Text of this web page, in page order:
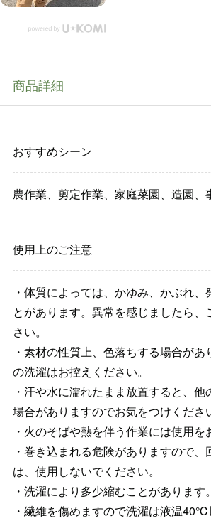
商品詳細
おすすめシーン
農作業、剪定作業、家庭菜園、造園、
使用上のご注意
・体質によっては、かゆみ、かぶれ、
とがあります。異常を感じましたら、
さい。
・素材の性質上、色落ちする場合があ
の洗濯はお控えください。
・汗や水に濡れたまま放置すると、
場合がありますのでお気をつけくださ
・火のそばや熱を伴う作業には使用を
・巻き込まれる危険がありますので
は、使用しないでください。
・洗濯により多少縮むことがあります。
・繊維を傷めますので洗濯は液温